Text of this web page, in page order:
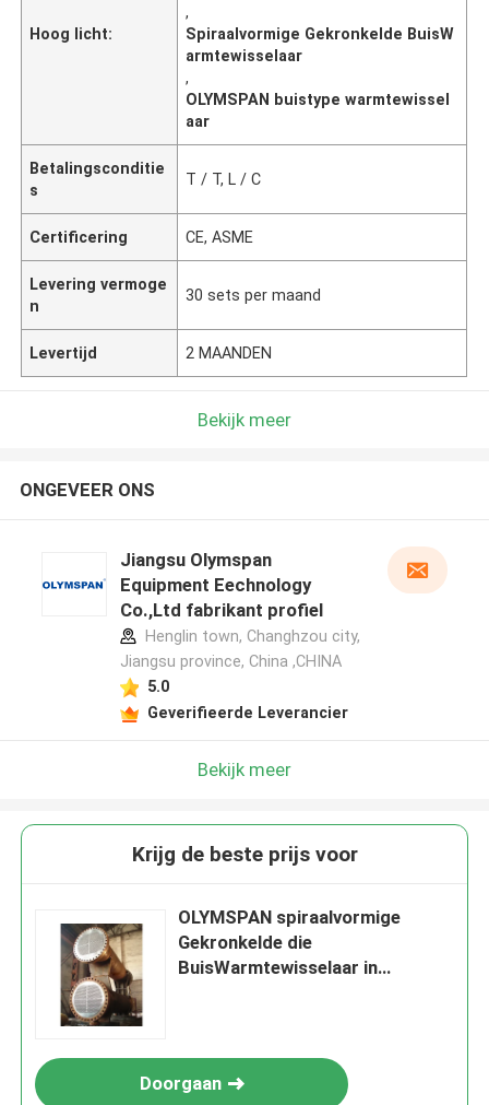
Hoog licht:
,
Spiraalvormige Gekronkelde BuisW
armtewisselaar
,
OLYMSPAN buistype warmtewissel
aar
Betalingsconditie
s
T / T, L / C
Certificering CE, ASME
Levering vermoge
n
30 sets per maand
Levertijd 2 MAANDEN
Bekijk meer
ONGEVEER ONS
Jiangsu Olymspan
Equipment Eechnology
Co.,Ltd fabrikant profiel
Henglin town, Changhzou city,
Jiangsu province, China ,CHINA
5.0
Geverifieerde Leverancier
Bekijk meer
Krijg de beste prijs voor
OLYMSPAN spiraalvormige
Gekronkelde die
BuisWarmtewisselaar in
Doorgaan